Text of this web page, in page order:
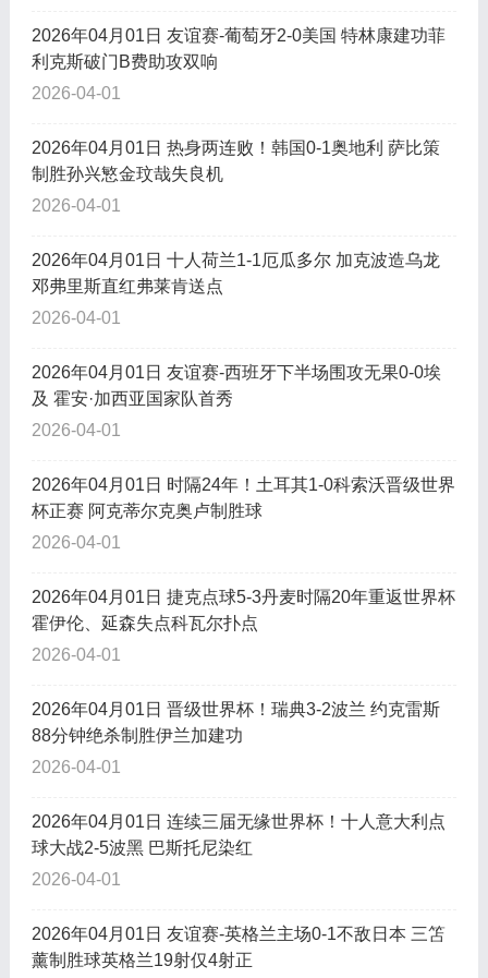
2026年04月01日 友谊赛-葡萄牙2-0美国 特林康建功菲
利克斯破门B费助攻双响
2026-04-01
2026年04月01日 热身两连败！韩国0-1奥地利 萨比策
制胜孙兴慜金玟哉失良机
2026-04-01
2026年04月01日 十人荷兰1-1厄瓜多尔 加克波造乌龙
邓弗里斯直红弗莱肯送点
2026-04-01
2026年04月01日 友谊赛-西班牙下半场围攻无果0-0埃
及 霍安·加西亚国家队首秀
2026-04-01
2026年04月01日 时隔24年！土耳其1-0科索沃晋级世界
杯正赛 阿克蒂尔克奥卢制胜球
2026-04-01
2026年04月01日 捷克点球5-3丹麦时隔20年重返世界杯
霍伊伦、延森失点科瓦尔扑点
2026-04-01
2026年04月01日 晋级世界杯！瑞典3-2波兰 约克雷斯
88分钟绝杀制胜伊兰加建功
2026-04-01
2026年04月01日 连续三届无缘世界杯！十人意大利点
球大战2-5波黑 巴斯托尼染红
2026-04-01
2026年04月01日 友谊赛-英格兰主场0-1不敌日本 三笘
薰制胜球英格兰19射仅4射正